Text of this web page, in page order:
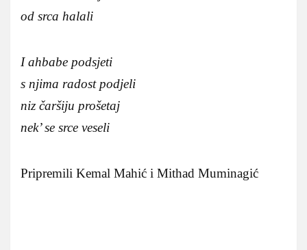
od srca halali
I ahbabe podsjeti
s njima radost podjeli
niz čaršiju prošetaj
nek’ se srce veseli
Pripremili Kemal Mahić i Mithad Muminagić